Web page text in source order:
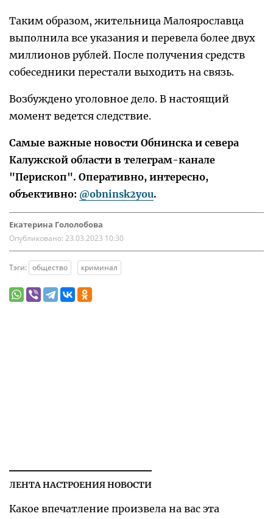
Таким образом, жительница Малоярославца
выполнила все указания и перевела более двух
миллионов рублей. После получения средств
собеседники перестали выходить на связь.
Возбуждено уголовное дело. В настоящий
момент ведется следствие.
Самые важные новости Обнинска и севера
Калужской области в телеграм-канале
"Перископ". Оперативно, интересно,
объективно: @obninsk2you.
Екатерина Гололобова
Опубликовано: 23.03.2023 10:30
Тэги: общество криминал
ЛЕНТА НАСТРОЕНИЯ НОВОСТИ
Какое впечатление произвела на вас эта